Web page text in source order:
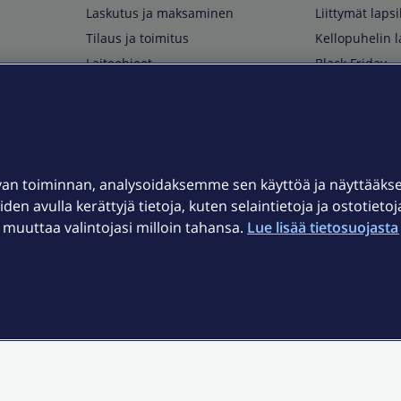
Laskutus ja maksaminen
Tilaus ja toimitus
Laiteohjeet
Kuuluvuuskartta
Asiakastiedotteet
OmaElisa-sovellus
Liittymät
Kellopuhelin
Black Friday
toiminnan, analysoidaksemme sen käyttöä ja
avulla kerättyjä tietoja, kuten selaintietoja ja
valintojasi milloin tahansa. Lue lisää tietosuojasta